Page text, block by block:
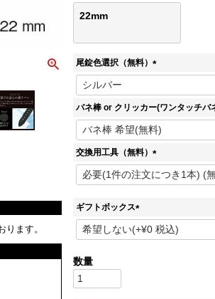
ます。
22mm
尾錠色選択（無料）
(
須
バネ棒 or クリッカー(ワンタッチバ
交換用工具（無料）
(
必
ギフトボックス
(
必